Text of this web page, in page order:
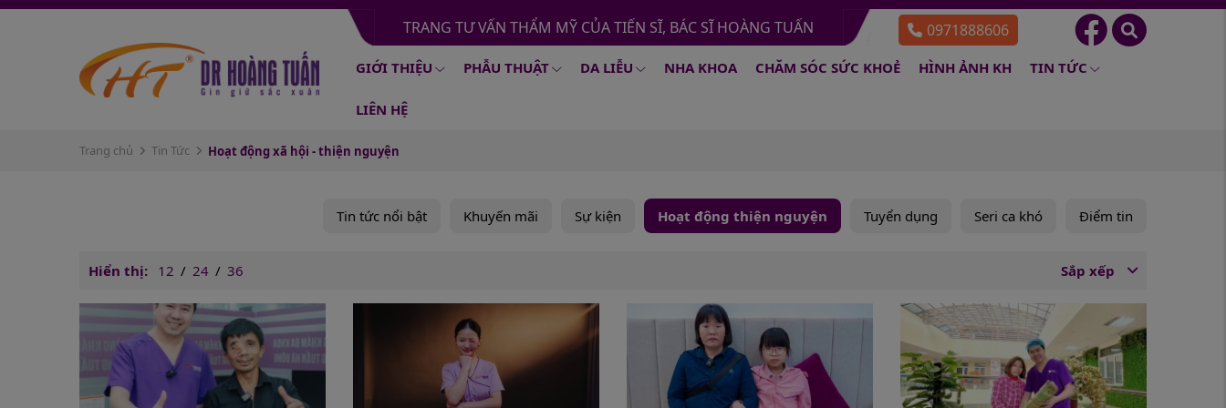
TRANG TƯ VẤN THẨM MỸ CỦA TIẾN SĨ, BÁC SĨ HOÀNG TUẤN 0971888606
GIỚI THIỆU PHẪU THUẬT DA LIỄU NHA KHOA CHĂM SÓC SỨC KHOẺ HÌNH ẢNH KH TIN TỨC
LIÊN HỆ
Trang chủ Tin Tức Hoạt động xã hội - thiện nguyện
Tin tức nổi bật Khuyến mãi Sự kiện Hoạt động thiện nguyện Tuyển dụng Seri ca khó Điểm tin
Hiển thị: 12 / 24 / 36 Sắp xếp